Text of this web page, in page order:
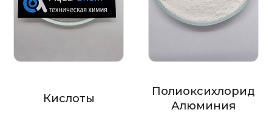
Кислоты
Полиоксихлорид
Алюминия